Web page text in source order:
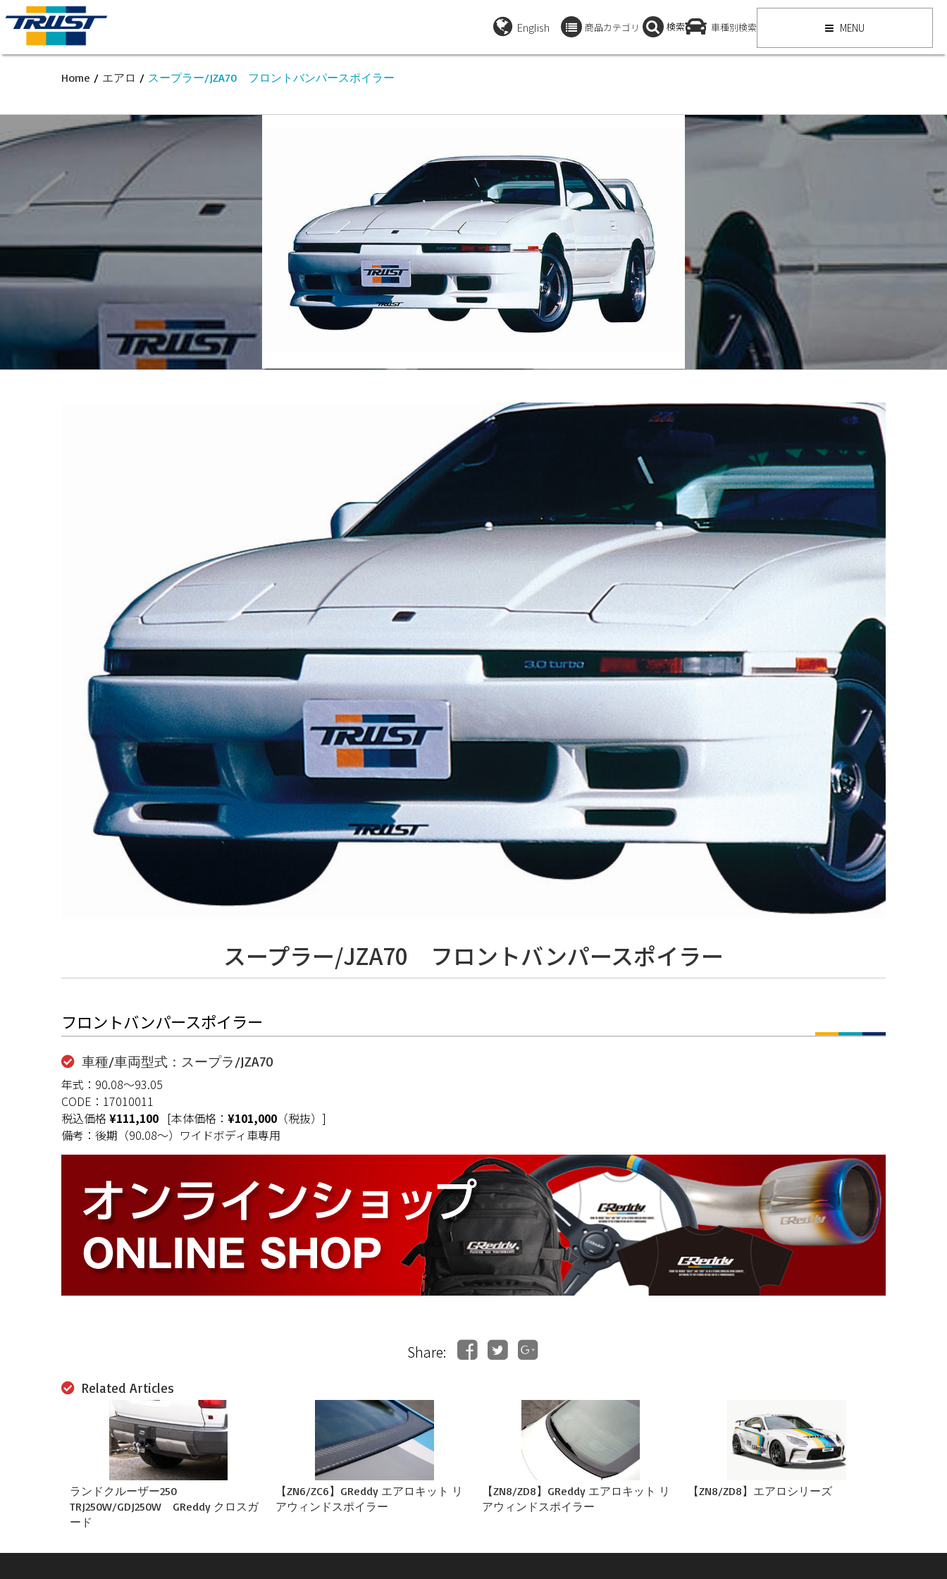
English 商品カテゴリ 検索 車種別検索 MENU
Home / エアロ / スープラー/JZA70 フロントバンパースポイラー
スープラー/JZA70 フロントバンパースポイラー
フロントバンパースポイラー
車種/車両型式：スープラ/JZA70
年式：90.08〜93.05
CODE：17010011
税込価格¥111,100 [本体価格： ¥101,000 （税抜）]
備考：後期（90.08〜）ワイドボディ車専用
Share:
Related Articles
ランドクルーザー250
TRJ250W/GDJ250W GReddy クロスガ
ード
【ZN6/ZC6】GReddy エアロキット リ
アウィンドスポイラー
【ZN8/ZD8】GReddy エアロキット リ
アウィンドスポイラー
【ZN8/ZD8】エアロシリーズ